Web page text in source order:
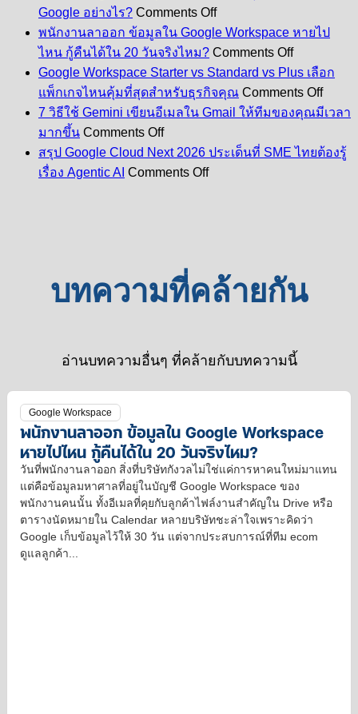
Google อย่างไร? Comments Offon
สมัคร
Google
Workspace
ผ่าน
ecom
คุ้ม
ซื้อ
พนักงานลาออก ข้อมูลใน Google Workspace หายไป
ไหน กู้คืนได้ใน 20 วันจริงไหม? Comments Offon
พนักงาน
ลา
ใน
Google
ได้
วัน
จริง
ไหม?
Google Workspace Starter vs Standard vs Plus เลือก
แพ็กเกจไหนคุ้มที่สุดสำหรับธุรกิจคุณ Comments Offon
vs
7 วิธีใช้ Gemini เขียนอีเมลใน Gmail ให้ทีมของคุณมีเวลา
มากขึ้น Comments Offon
วิธี
ใช้
Gmail
ให้
คุณ
มี
เวลา
ขึ้น
สรุป Google Cloud Next 2026 ประเด็นที่ SME ไทยต้องรู้
เรื่อง Agentic AI Comments Offon
ที่
SME
รู้
Agentic
บทความที่คล้ายกัน
อ่านบทความอื่นๆ ที่คล้ายกับบทความนี้
Google Workspace
พนักงานลาออก ข้อมูลใน Google Workspace
หายไปไหน กู้คืนได้ใน 20 วันจริงไหม?
วันที่พนักงานลาออก สิ่งที่บริษัทกังวลไม่ใช่แค่การหาคนใหม่มาแทน
แต่คือข้อมูลมหาศาลที่อยู่ในบัญชี Google Workspace ของ
พนักงานคนนั้น ทั้งอีเมลที่คุยกับลูกค้าไฟล์งานสำคัญใน Drive หรือ
ตารางนัดหมายใน Calendar หลายบริษัทชะล่าใจเพราะคิดว่า
Google เก็บข้อมูลไว้ให้ 30 วัน แต่จากประสบการณ์ที่ทีม ecom
ดูแลลูกค้า...